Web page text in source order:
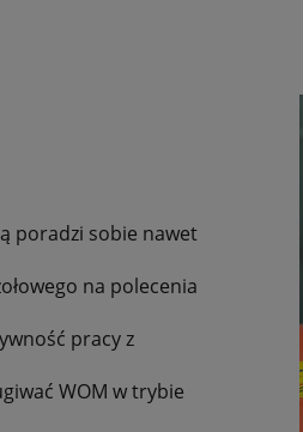
poradzi sobie nawet
na polecenia
pracy z
WOM w trybie